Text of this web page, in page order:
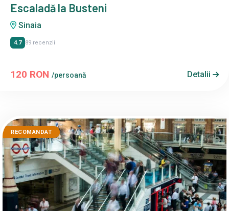
Escaladă la Busteni
Sinaia
4.7 89 recenzii
120 RON /persoană Detalii
RECOMANDAT